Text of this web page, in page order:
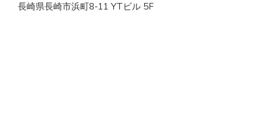
長崎県長崎市浜町8-11 YTビル 5F